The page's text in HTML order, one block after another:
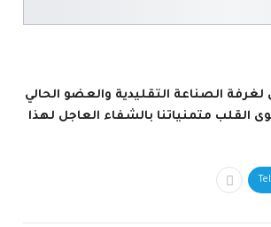
الصناعة التقليدية والعضو الحالي
متمنياتنا بالشفاء العاجل لهذا